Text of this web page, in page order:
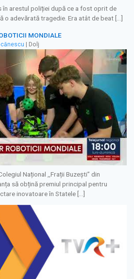
în arestul poliției după ce a fost oprit de
o adevărată tragedie. Era atât de beat […]
MONDIALE
| Dolj
Național ,,Frații Buzești” din
să obțină premiul principal pentru
inovatoare în Statele […]